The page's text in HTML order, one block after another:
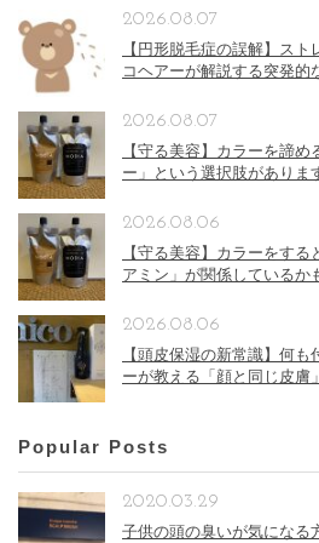
【円形脱毛症の誤解】ス
コヘアーが解説する突発的
2026.08.07
【守る美容】カラーを諦
ー」という選択肢がありま
2026.08.07
【守る美容】カラーをす
アミン」が関係しているか
2026.08.06
【頭皮保湿の新常識】何
ーが教える「顔と同じ皮膚
2026.08.06
Popular Posts
子供の頭の臭いが気になる
2020.03.29